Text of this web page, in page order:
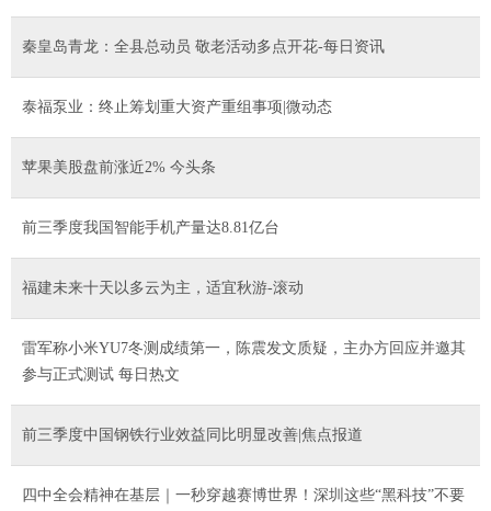
秦皇岛青龙：全县总动员 敬老活动多点开花-每日资讯
泰福泵业：终止筹划重大资产重组事项|微动态
苹果美股盘前涨近2% 今头条
前三季度我国智能手机产量达8.81亿台
福建未来十天以多云为主，适宜秋游-滚动
雷军称小米YU7冬测成绩第一，陈震发文质疑，主办方回应并邀其
参与正式测试 每日热文
前三季度中国钢铁行业效益同比明显改善|焦点报道
四中全会精神在基层｜一秒穿越赛博世界！深圳这些“黑科技”不要